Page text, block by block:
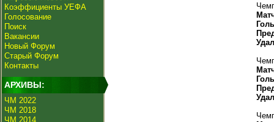
Коэффициенты УЕФА
Голосование
Поиск
Вакансии
Новый Форум
Старый Форум
Контакты
АРХИВЫ:
ЧМ 2022
ЧМ 2018
ЧМ 2014